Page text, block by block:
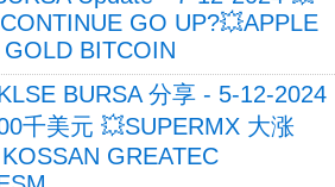
GO UP?💥APPLE
BITCOIN
BURSA 分享 - 5-12-2024
千美元 💥SUPERMX 大涨
GREATEC